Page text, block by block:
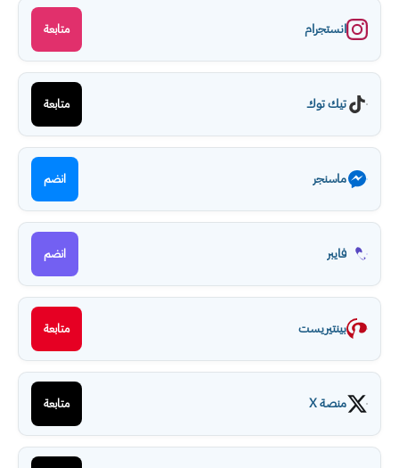
انستجرام متابعة
تيك توك متابعة
ماسنجر انضم
فايبر انضم
بينتيريست متابعة
منصة X متابعة